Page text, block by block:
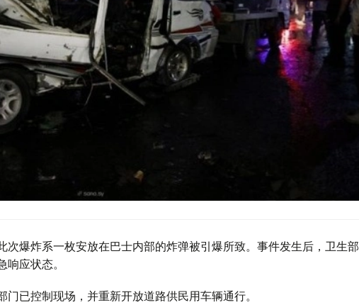
次爆炸系一枚安放在巴士内部的炸弹被引爆所致。事件发生后，卫生部
应状态。
已控制现场，并重新开放道路供民用车辆通行。